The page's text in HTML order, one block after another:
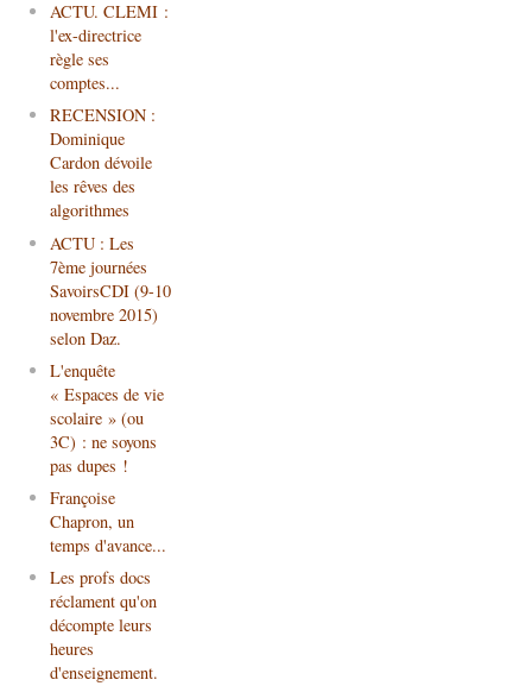
ACTU. CLEMI :
l'ex-directrice
règle ses
comptes...
RECENSION :
Dominique
Cardon dévoile
les rêves des
algorithmes
ACTU : Les
7ème journées
SavoirsCDI (9-10
novembre 2015)
selon Daz.
L'enquête
« Espaces de vie
scolaire » (ou
3C) : ne soyons
pas dupes !
Françoise
Chapron, un
temps d'avance...
Les profs docs
réclament qu'on
décompte leurs
heures
d'enseignement.